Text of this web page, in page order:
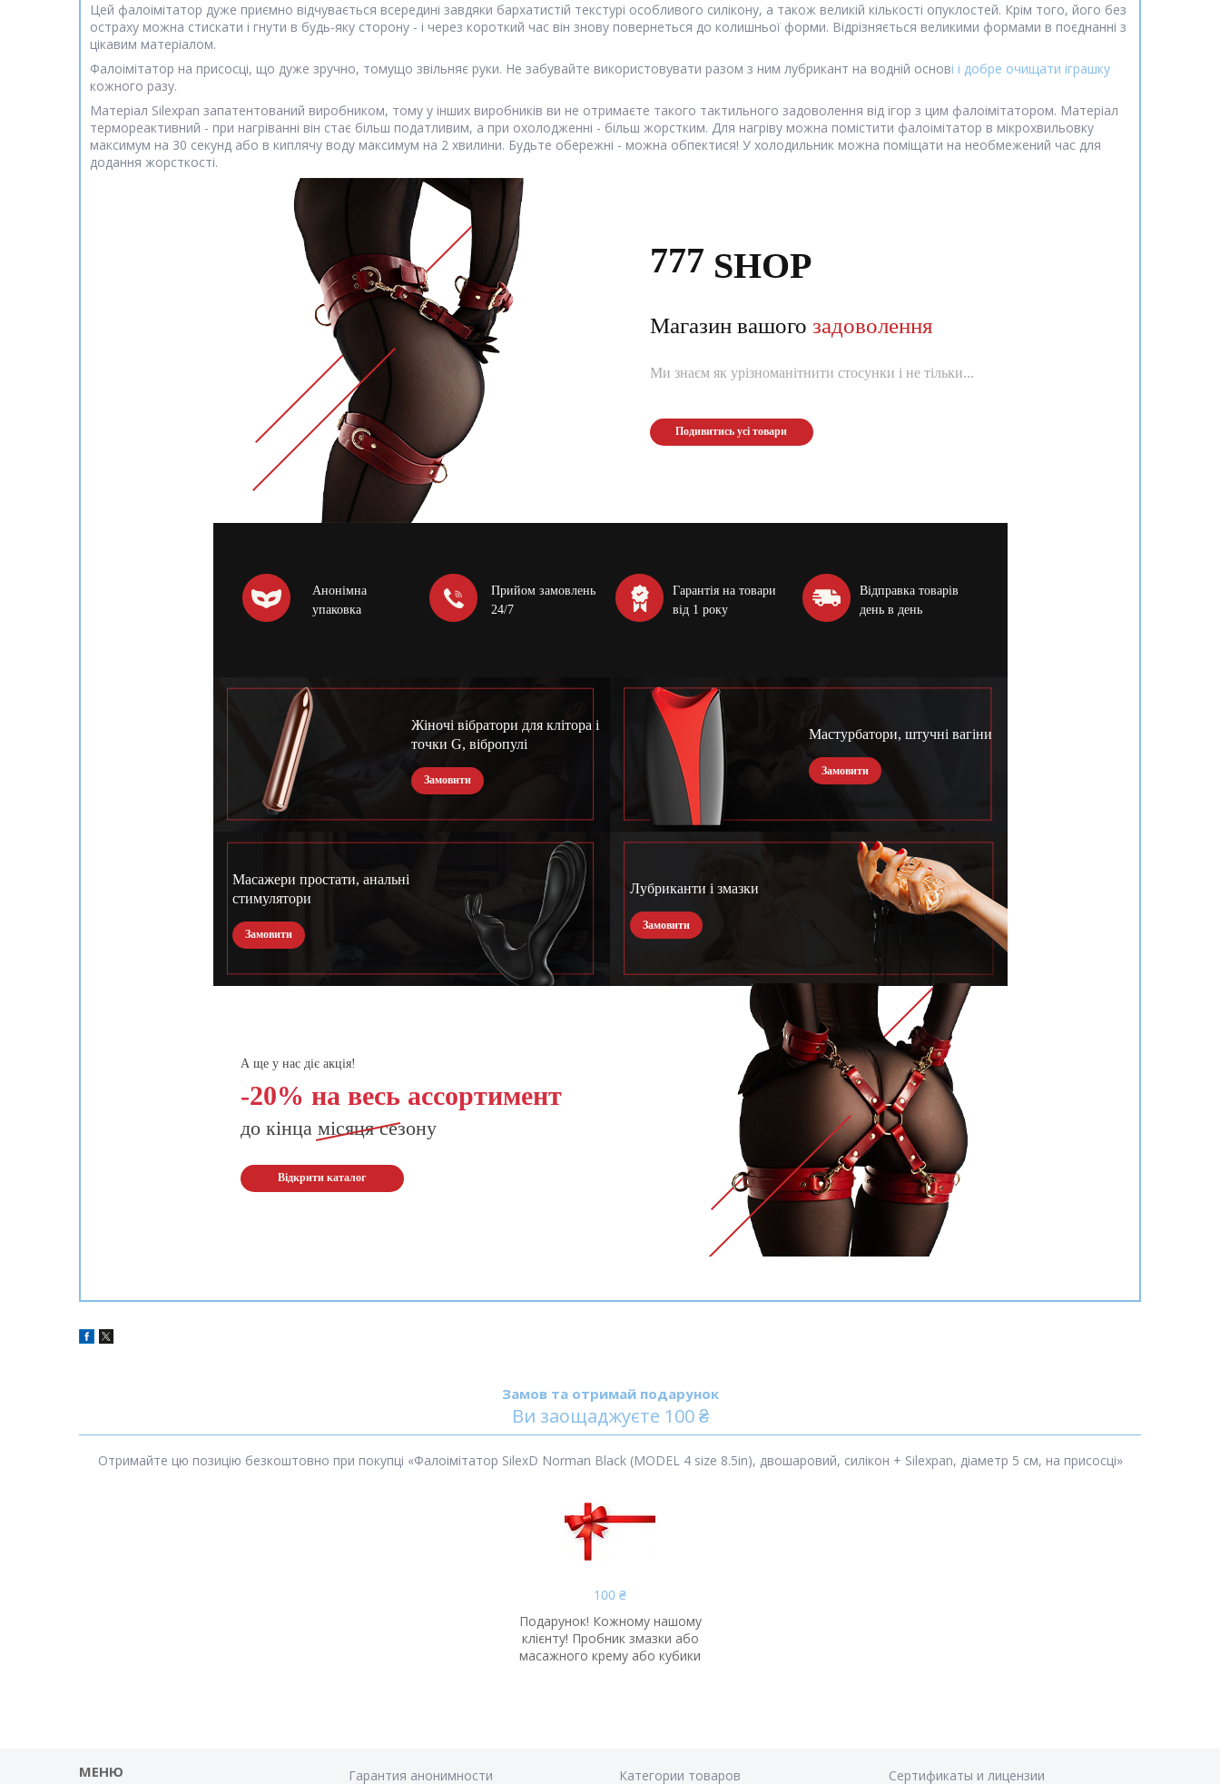
Цей фалоімітатор дуже приємно відчувається всередині завдяки бархатистій текстурі особливого силікону, а також великій кількості опуклостей. Крім того, його без
остраху можна стискати і гнути в будь-яку сторону - і через короткий час він знову повернеться до колишньої форми. Відрізняється великими формами в поєднанні з
цікавим матеріалом.
Фалоімітатор на присосці, що дуже зручно, томущо звільняє руки. Не забувайте використовувати разом з ним лубрикант на водній основі і добре очищати іграшку
кожного разу.
Матеріал Silexpan запатентований виробником, тому у інших виробників ви не отримаєте такого тактильного задоволення від ігор з цим фалоімітатором. Матеріал
термореактивний - при нагріванні він стає більш податливим, а при охолодженні - більш жорстким. Для нагріву можна помістити фалоімітатор в мікрохвильовку
максимум на 30 секунд або в киплячу воду максимум на 2 хвилини. Будьте обережні - можна обпектися! У холодильник можна поміщати на необмежений час для
додання жорсткості.
777 SHOP
Магазин вашого задоволення
Ми знаєм як урізноманітнити стосунки і не тільки...
Подивитись усі товари
Анонімна
упаковка
Прийом замовлень
24/7
Гарантія на товари
від 1 року
Відправка товарів
день в день
Жіночі вібратори для клітора і
точки G, вібропулі
Замовити
Мастурбатори, штучні вагіни
Замовити
Масажери простати, анальні
стимулятори
Замовити
Лубриканти і змазки
Замовити
А ще у нас діє акція!
-20% на весь ассортимент
до кінца місяцясезону
Відкрити каталог
Замов та отримай подарунок
Ви заощаджуєте 100 ₴
Отримайте цю позицію безкоштовно при покупці «Фалоімітатор SilexD Norman Black (MODEL 4 size 8.5in), двошаровий, силікон + Silexpan, діаметр 5 см, на присосці»
100 ₴
Подарунок! Кожному нашому
клієнту! Пробник змазки або
масажного крему або кубики
МЕНЮ Гарантия анонимности Категории товаров Сертификаты и лицензии